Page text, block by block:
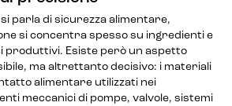
parla di sicurezza alimentare,
si concentra spesso su ingredienti e
produttivi. Esiste però un aspetto
ma altrettanto decisivo: i materiali
alimentare utilizzati nei
meccanici di pompe, valvole, sistemi